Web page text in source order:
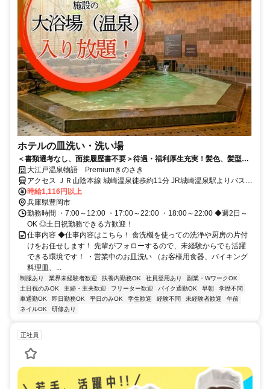
ホテルの皿洗い・洗い場
＜書類選考なし、面接履歴書不要＞待遇・福利厚生充実！髪色、髪型自
由/ピアス、ネイルOK※勤務時のルールあり/幅広い年代の方が活躍中！
大江戸温泉物語 Premiumきのさき
アクセス ＪＲ山陰本線 城崎温泉徒歩約11分 JR城崎温泉駅よりバス約
5分、徒歩10分※詳細はお問い合わせください。
時給1,116円以上
兵庫県豊岡市
勤務時間 ・7:00～12:00 ・17:00～22:00 ・18:00～22:00 ◆週2日～
OK ◎土日祝勤務できる方歓迎！
仕事内容 ◆仕事内容はこちら！ 食洗機を使っての洗浄や厨房の片付
けをお任せします！ 先輩がフォローするので、未経験からでも活躍
できる環境です！ ・営業中のお皿洗い （お客様用食器、バイキング
料理皿、...
制服あり 業界未経験者歓迎 扶養内勤務OK 社員登用あり
副業・WワークOK
土日祝のみOK
主婦・主夫歓迎 フリーター歓迎 バイク通勤OK 早朝
学歴不問
車通勤OK
即日勤務OK 平日のみOK 学生歓迎 経験不問 未経験者歓迎
午前
ネイルOK
研修あり
正社員